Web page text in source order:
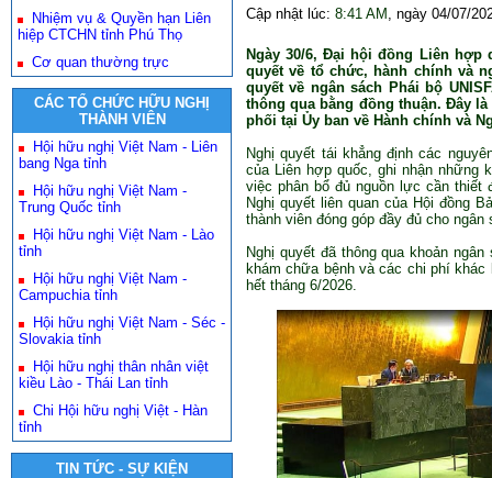
Nhiệm vụ & Quyền hạn Liên
hiệp CTCHN tỉnh Phú Thọ
Cơ quan thường trực
CÁC TỔ CHỨC HỮU NGHỊ
THÀNH VIÊN
Hội hữu nghị Việt Nam - Liên
bang Nga tỉnh
Hội hữu nghị Việt Nam -
Trung Quốc tỉnh
Hội hữu nghị Việt Nam - Lào
tỉnh
Hội hữu nghị Việt Nam -
Campuchia tỉnh
Hội hữu nghị Việt Nam - Séc -
Slovakia tỉnh
Hội hữu nghị thân nhân việt
kiều Lào - Thái Lan tỉnh
Chi Hội hữu nghị Việt - Hàn
tỉnh
TIN TỨC - SỰ KIỆN
Cập nhật lúc: 8:41 AM , ngày 04/07/
Ngày 30/6, Đại hội đồng Liên hợp
quyết về tổ chức, hành chính và
quyết về ngân sách Phái bộ
thông qua bằng đồng thuận. Đây
phối tại Ủy ban về Hành chính và
Nghị quyết tái khẳng định các
của Liên hợp quốc, ghi nhận những
việc phân bổ đủ nguồn lực cần thiết
Nghị quyết liên quan của Hội đồng
thành viên đóng góp đầy đủ cho ngân
Nghị quyết đã thông qua khoản
khám chữa bệnh và các chi phí
hết tháng 6/2026.